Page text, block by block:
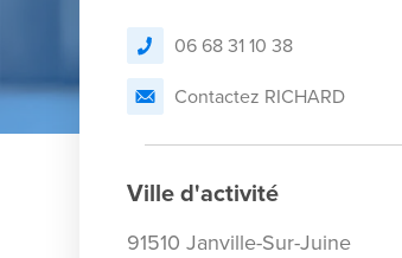
06 68 31 10 38
Contactez RICHARD
Ville d'activité
91510 Janville-Sur-Juine